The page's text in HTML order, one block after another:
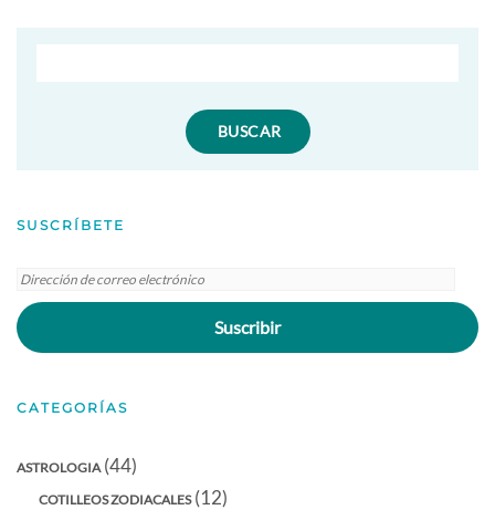
SUSCRÍBETE
Dirección
de
correo
electrónico
Suscribir
CATEGORÍAS
ASTROLOGIA (44)
COTILLEOS ZODIACALES(12)